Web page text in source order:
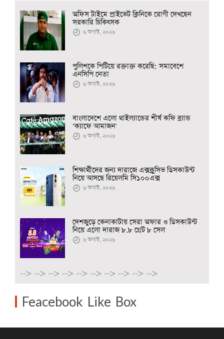
অফিস টাইমে প্রাইভেট ক্লিনিকে রোগী দেখছেন
সরকারি চিকিৎসক
৬ অগাস্ট, ২০২৬
পুলিশকে পিটিয়ে রক্তাক্ত করেছি: সমাবেশে
এনসিপি নেতা
৬ অগাস্ট, ২০২৬
বাংলাদেশে এলো থাইল্যান্ডের শীর্ষ কফি ব্র্যান্ড
‘ক্যাফে আমাজন'
৬ অগাস্ট, ২০২৬
শিক্ষার্থীদের জন্য দারাজে এক্সক্লুসিভ ডিসকাউন্ট
নিয়ে আসছে রিয়েলমি সি১০০এক্স
৬ অগাস্ট, ২০২৬
দেশজুড়ে কেনাকাটায় সেরা অফার ও ডিসকাউন্ট
নিয়ে এলো দারাজ ৮.৮ গ্রেট ৮ সেল
৬ অগাস্ট, ২০২৬
--> --> --> --> --> --> --> --> --> -->
Feacebook Like Box